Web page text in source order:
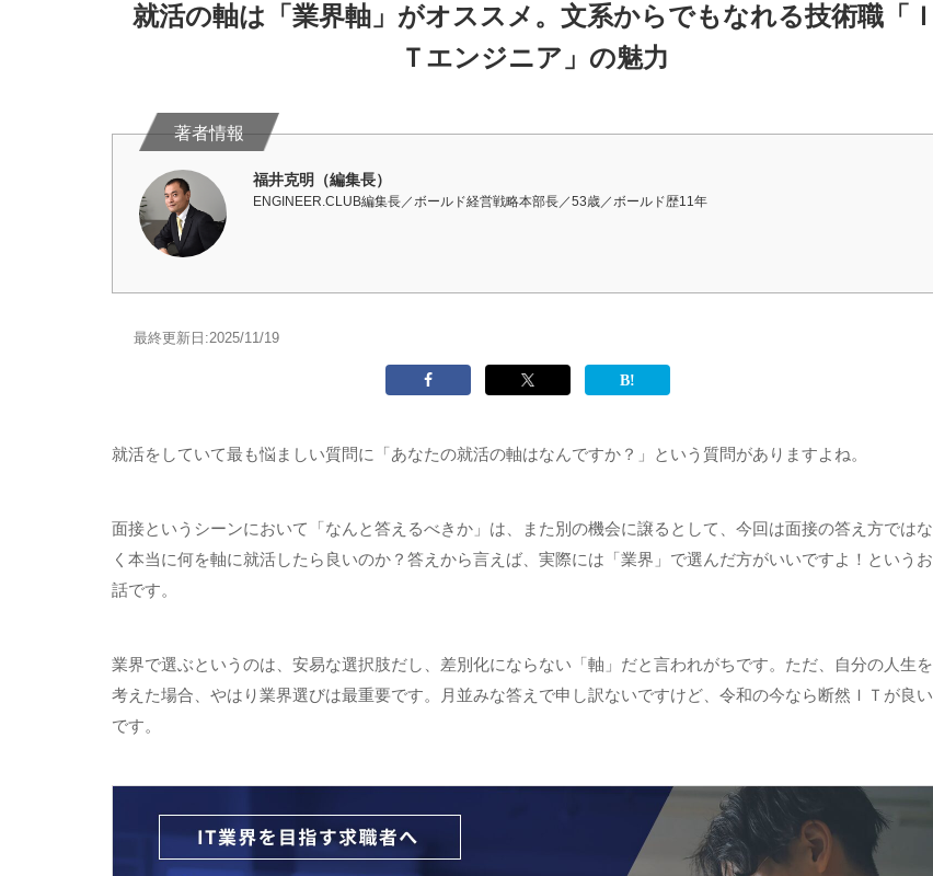
就活の軸は「業界軸」がオススメ。文系からでもなれる技術職「Ｉ
Ｔエンジニア」の魅力
福井克明（編集長）
ENGINEER.CLUB編集長／ボールド経営戦略本部長／53歳／ボールド歴11年
最終更新日:2025/11/19
就活をしていて最も悩ましい質問に「あなたの就活の軸はなんですか？」という質問がありますよね。
面接というシーンにおいて「なんと答えるべきか」は、また別の機会に譲るとして、今回は面接の答え方ではな
く本当に何を軸に就活したら良いのか？答えから言えば、実際には「業界」で選んだ方がいいですよ！というお
話です。
業界で選ぶというのは、安易な選択肢だし、差別化にならない「軸」だと言われがちです。ただ、自分の人生を
考えた場合、やはり業界選びは最重要です。月並みな答えで申し訳ないですけど、令和の今なら断然ＩＴが良い
です。